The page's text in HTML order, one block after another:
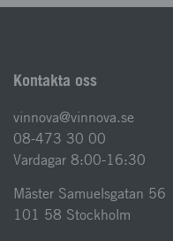
Kontakta oss
vinnova@vinnova.se
08-473 30 00
Vardagar 8:00-16:30
Mäster Samuelsgatan 56
101 58 Stockholm